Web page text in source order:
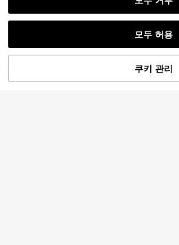
50% 할인!
모두 허용
쿠키 관리